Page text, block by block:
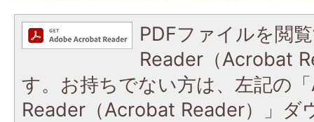
PDFファイルを閲
Reader（Acrobat
す。お持ちでない方は、左記の
Reader（Acrobat Reader）」ダ